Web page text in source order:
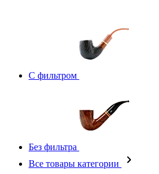
С фильтром
Без фильтра
Все товары категории